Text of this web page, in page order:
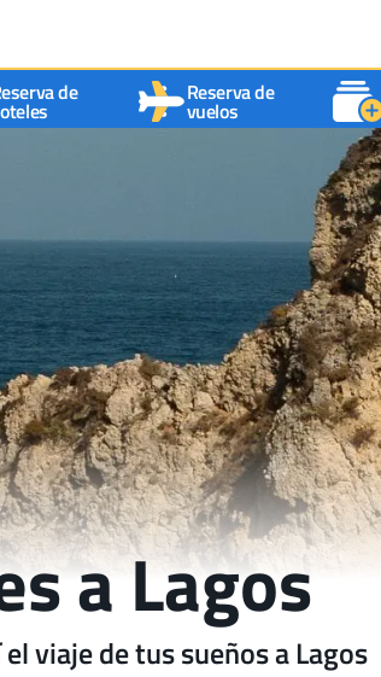
de Reserva de
vuelos
a Lagos
viaje de tus sueños a Lagos